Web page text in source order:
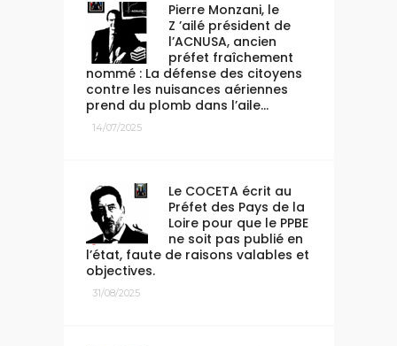
Pierre Monzani, le
Z ’ailé président de
l’ACNUSA, ancien
préfet fraîchement
nommé : La défense des citoyens
contre les nuisances aériennes
prend du plomb dans l’aile…
14/07/2025
Le COCETA écrit au
Préfet des Pays de la
Loire pour que le PPBE
ne soit pas publié en
l’état, faute de raisons valables et
objectives.
31/08/2025